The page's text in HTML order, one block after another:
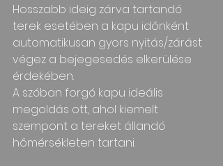
Hosszabb ideig zárva tartandó
terek esetében a kapu időnként
automatikusan gyors nyitás/zárást
végez a bejegesedés elkerülése
érdekében.
A szóban forgó kapu ideális
megoldás ott, ahol kiemelt
szempont a tereket állandó
hőmérsékleten tartani.